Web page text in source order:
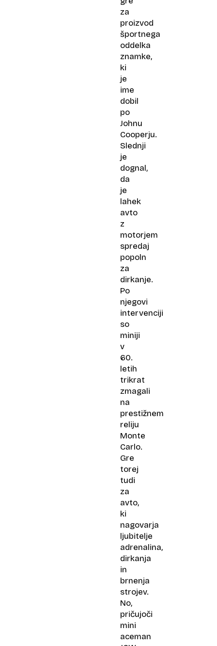
za
proizvod
športnega
oddelka
znamke,
ki
je
ime
dobil
po
Johnu
Cooperju.
Slednji
je
dognal,
da
je
lahek
avto
z
motorjem
spredaj
popoln
za
dirkanje.
Po
njegovi
intervenciji
so
miniji
v
60.
letih
trikrat
zmagali
na
prestižnem
reliju
Monte
Carlo.
Gre
torej
tudi
za
avto,
ki
nagovarja
ljubitelje
adrenalina,
dirkanja
in
brnenja
strojev.
No,
pričujoči
mini
aceman